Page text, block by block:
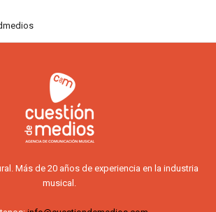
Más de 20 años de experiencia en la industria
musical.